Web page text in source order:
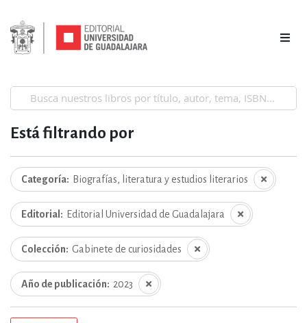
Está filtrando por
Categoría Biografías, literatura y estudios literarios
Editorial Editorial Universidad de Guadalajara
Colección Gabinete de curiosidades
Año de publicación 2023